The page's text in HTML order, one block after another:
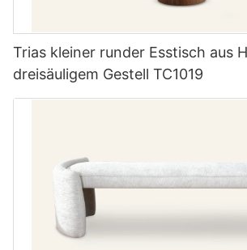
Trias kleiner runder Esstisch aus
dreisäuligem Gestell TC1019